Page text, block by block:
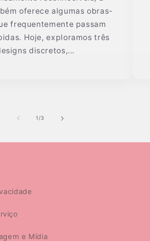
oferece algumas obras-
frequentemente passam
Hoje, exploramos três
discretos,...
1/de
3
e Mídia